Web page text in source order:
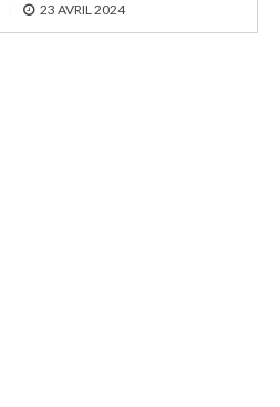
23 AVRIL 2024